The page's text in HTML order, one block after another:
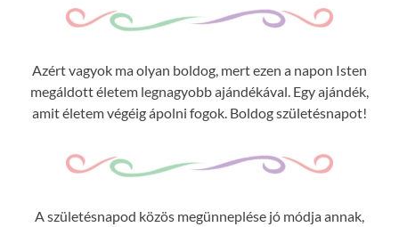
Azért vagyok ma olyan boldog, mert ezen a napon Isten
megáldott életem legnagyobb ajándékával. Egy ajándék,
amit életem végéig ápolni fogok. Boldog születésnapot!
A születésnapod közös megünneplése jó módja annak,